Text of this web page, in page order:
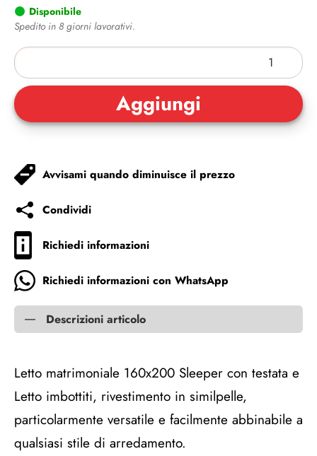
Disponibile
Spedito in 8 giorni lavorativi.
Avvisami quando diminuisce il prezzo
Condividi
Richiedi informazioni
Richiedi informazioni con WhatsApp
Descrizioni articolo
Letto matrimoniale 160x200 Sleeper con testata e
Letto imbottiti, rivestimento in similpelle,
particolarmente versatile e facilmente abbinabile a
qualsiasi stile di arredamento.